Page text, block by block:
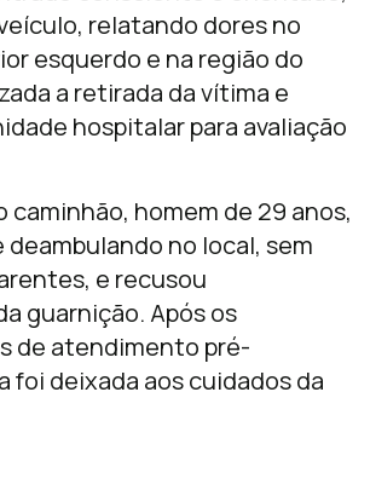
relatando dores no
esquerdo e na região do
a retirada da vítima e
hospitalar para avaliação
caminhão, homem de 29 anos,
no local, sem
e recusou
guarnição. Após os
de atendimento pré-
foi deixada aos cuidados da